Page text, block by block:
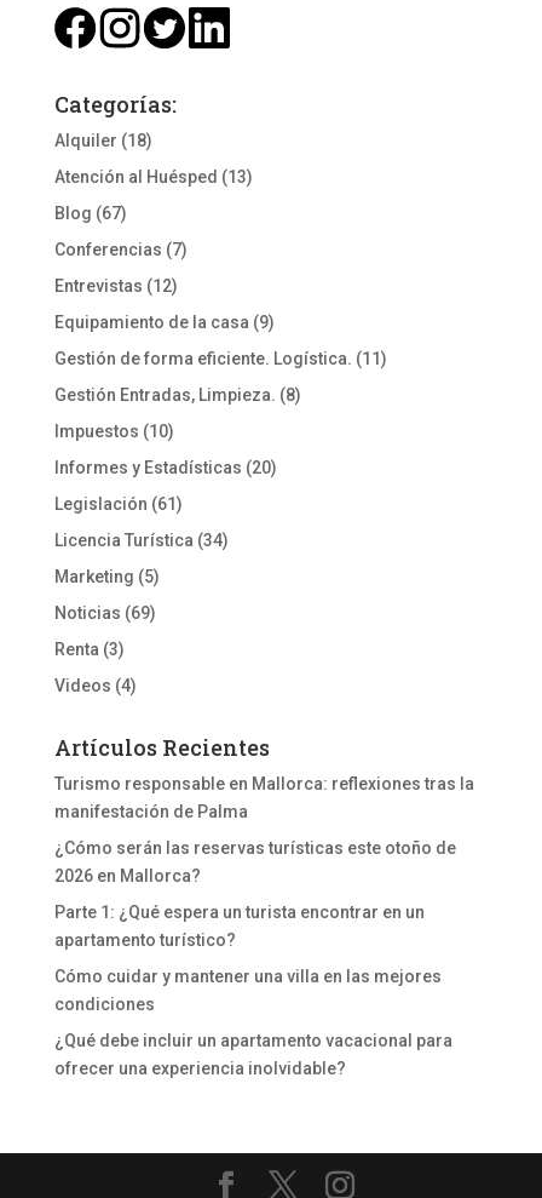
Categorías:
Alquiler (18)
Atención al Huésped (13)
Blog (67)
Conferencias (7)
Entrevistas (12)
Equipamiento de la casa (9)
Gestión de forma eficiente. Logística. (11)
Gestión Entradas, Limpieza. (8)
Impuestos (10)
Informes y Estadísticas (20)
Legislación (61)
Licencia Turística (34)
Marketing (5)
Noticias (69)
Renta (3)
Videos (4)
Artículos Recientes
Turismo responsable en Mallorca: reflexiones tras la
manifestación de Palma
¿Cómo serán las reservas turísticas este otoño de
2026 en Mallorca?
Parte 1: ¿Qué espera un turista encontrar en un
apartamento turístico?
Cómo cuidar y mantener una villa en las mejores
condiciones
¿Qué debe incluir un apartamento vacacional para
ofrecer una experiencia inolvidable?